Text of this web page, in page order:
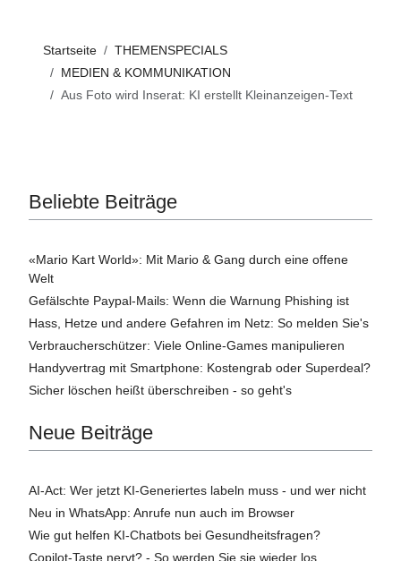
Startseite
THEMENSPECIALS
MEDIEN & KOMMUNIKATION
Aus Foto wird Inserat: KI erstellt Kleinanzeigen-Text
Beliebte Beiträge
«Mario Kart World»: Mit Mario & Gang durch eine offene
Welt
Gefälschte Paypal-Mails: Wenn die Warnung Phishing ist
Hass, Hetze und andere Gefahren im Netz: So melden Sie's
Verbraucherschützer: Viele Online-Games manipulieren
Handyvertrag mit Smartphone: Kostengrab oder Superdeal?
Sicher löschen heißt überschreiben - so geht's
Neue Beiträge
AI-Act: Wer jetzt KI-Generiertes labeln muss - und wer nicht
Neu in WhatsApp: Anrufe nun auch im Browser
Wie gut helfen KI-Chatbots bei Gesundheitsfragen?
Copilot-Taste nervt? - So werden Sie sie wieder los